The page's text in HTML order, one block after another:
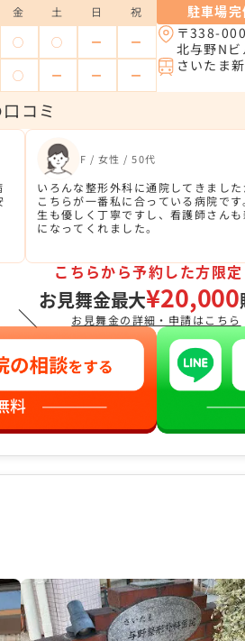
金 土 日 祝
◯ ◯ ー ー
◯ ー ー ー
駐車場完
〒338-
北与野Nビ
さいたま
コミ
F / 女性 / 50代
いろんな整形外科に通院してきました
こちらが一番私に合っている病院です
生も優しく丁寧ですし、看護師さんも
になってくれました。
＼
こちらから予約した方限定
お見舞金最大¥20,000
お見舞金の詳細・申請はこちら